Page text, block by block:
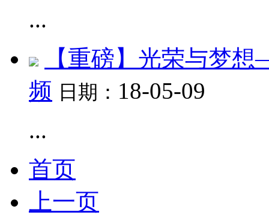
...
【重磅】光荣与梦
频 日期： 18-05-09
...
首页
上一页